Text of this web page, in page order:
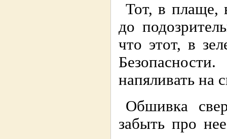
Тот, в плаще,
до
что этот, в
напяливать на
Обшивка
забыть про